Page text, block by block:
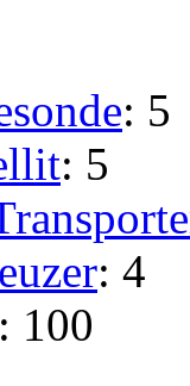
: 5
: 5
: 4
: 100